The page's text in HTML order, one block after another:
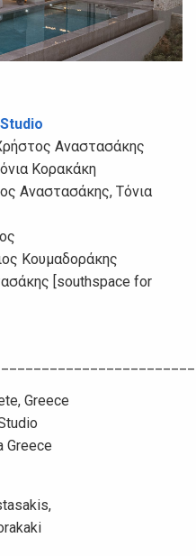
Αναστασάκης
Κορακάκη
Αναστασάκης, Τόνια
Κουμαδοράκης
[southspace for
Greece
Greece